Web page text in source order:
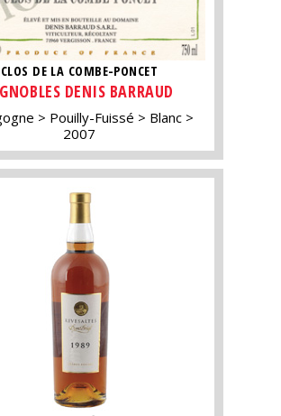
CLOS DE LA COMBE-PONCET
DENIS BARRAUD
Pouilly-Fuissé
Blanc
2007